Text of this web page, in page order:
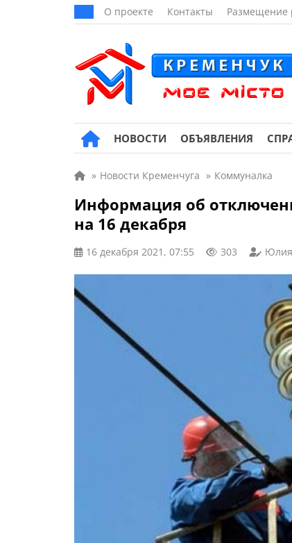
О проекте Контакты Размещение
НОВОСТИ ОБЪЯВЛЕНИЯ
» Новости Кременчуга » Коммуналка
Информация об
на 16 декабря
16 декабря 2021, 07:55 303